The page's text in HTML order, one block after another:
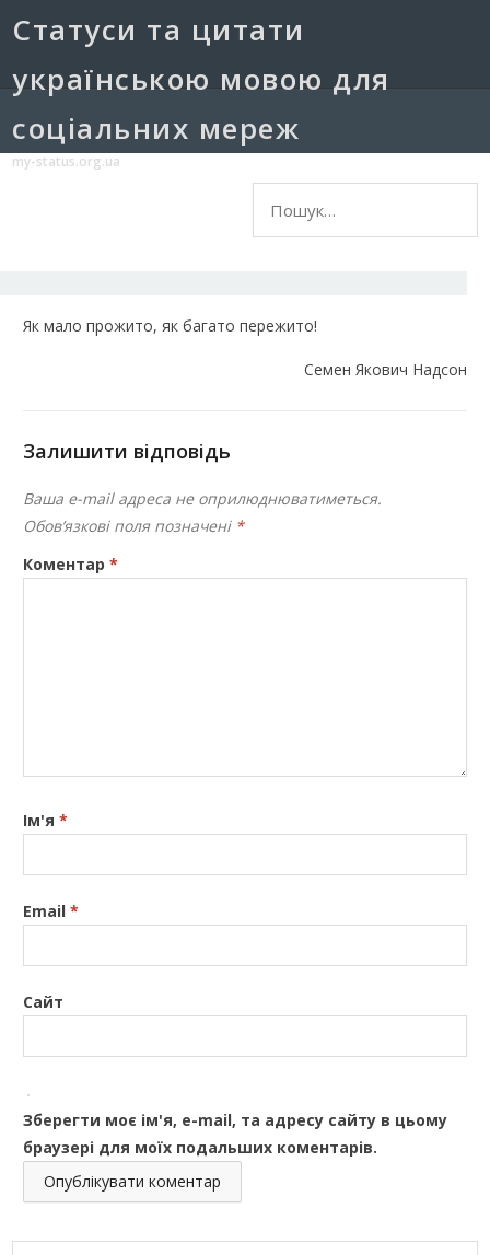
Cтатуси та цитати
українською мовою для
соціальних мереж
my-status.org.ua
Як мало прожито, як багато пережито!
Семен Якович Надсон
Залишити відповідь
Ваша e-mail адреса не оприлюднюватиметься.
Обов’язкові поля позначені *
Коментар*
Ім'я*
Email*
Сайт
Зберегти моє ім'я, e-mail, та адресу сайту в цьому
браузері для моїх подальших коментарів.